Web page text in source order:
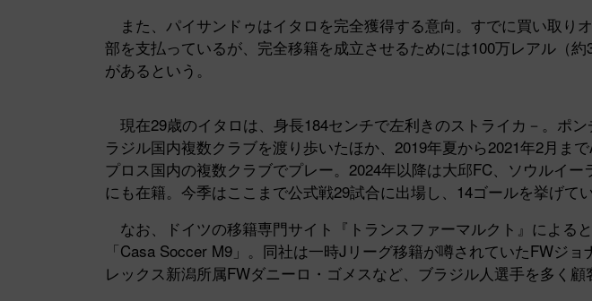
また、パイサンドゥはイタロを完全獲得する意向。すでに買い取り
部を支払っているが、完全移籍を成立させるためには100万レアル（
があるという。
現在29歳のイタロは、身長184センチで左利きのストライカ－。ポ
ラジル国内複数クラブを渡り歩いたほか、2019年夏から2021年2月ま
プロス国内の複数クラブでプレー。2024年以降は大邱FC、ソウルイ
にも在籍。今季はここまで公式戦29試合に出場し、14ゴールを挙げてい
なお、ドイツの移籍専門サイト『トランスファーマルクト』による
「Casa Soccer M9」。同社は一時Jリーグ移籍が噂されていたFWジ
レックス新潟所属FWダニーロ・ゴメスなど、ブラジル人選手を多く顧